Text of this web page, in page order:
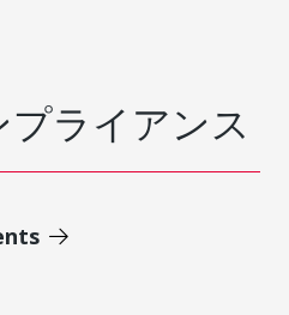
ライアンス